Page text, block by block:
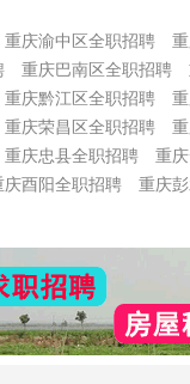
重庆渝中区全职招聘
重庆巴南区全职招聘
重庆黔江区全职招聘
重庆荣昌区全职招聘
重庆忠县全职招聘
重
庆酉阳全职招聘 重庆